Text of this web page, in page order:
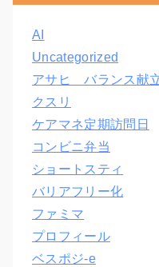
AI
Uncategorized
アサヒ バランス献
クスリ
ケアマネ定期訪問日
コンビニ弁当
ショートスティ
バリアフリー化
ファミマ
プロフィール
ベスポジ-e